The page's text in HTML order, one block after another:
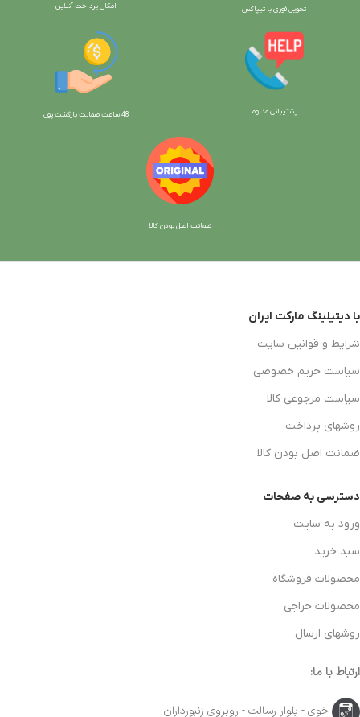
تحویل فوری با تیپاکس امکان پرداخت آنلاین
پشتیبانی مداوم 48 ساعت ضمانت بازگش ت پول
ضمانت اصل بودن کالا
با دیتیلینگ مارکت ایران
شرایط و قوانین سایت
سیاست حریم خصوصی
سیاست مرجوعی کالا
روشهای پرداخت
ضمانت اصل بودن کالا
دسترسی به صفحات
ورود به سایت
سبد خرید
محصولات فروشگاه
محصولات حراجی
روشهای ارسال
ارتباط با ما:
خوی - بلوار رسالت - روبروی زنبورداران